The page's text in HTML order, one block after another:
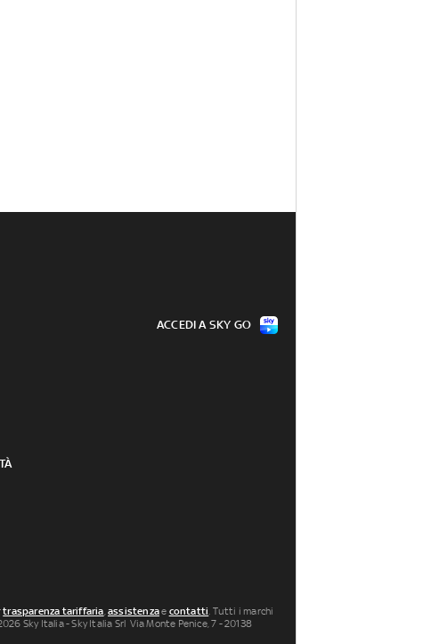
ACCEDI A SKY GO
trasparenza tariffaria,assistenzae contatti. Tutti i marchi
Sky Italia - Sky Italia Srl Via Monte Penice, 7 - 20138